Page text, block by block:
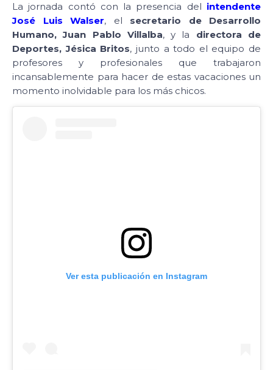
La jornada contó con la presencia del intendente
José Luis Walser, el secretario de Desarrollo
Humano, Juan Pablo Villalba, y la directora de
Deportes, Jésica Britos, junto a todo el equipo de
profesores y profesionales que trabajaron
incansablemente para hacer de estas vacaciones un
momento inolvidable para los más chicos.
Ver esta publicación en Instagram